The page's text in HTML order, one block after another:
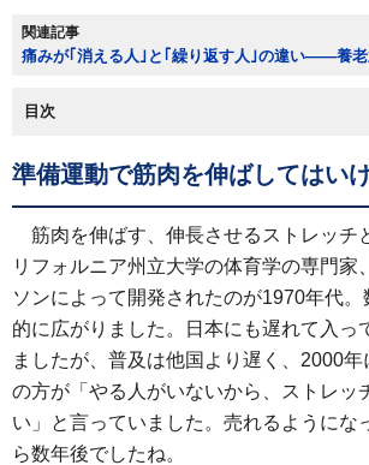
関連記事
痛みが｢消える人｣と｢繰り返す人｣の違い――養
目次
準備運動で筋肉を伸ばしてはい
筋肉を伸ばす、伸長させるストレッチ
リフォルニア州立大学の体育学の専門家
ソンによって開発されたのが1970年代
的に広がりました。日本にも遅れて入っ
ましたが、普及は他国より遅く、2000
の方が「やる人がいないから、ストレッ
い」と言っていました。売れるようにな
ら数年後でしたね。